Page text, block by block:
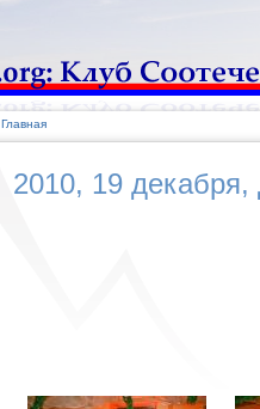
Главная
2010, 19 декабря,